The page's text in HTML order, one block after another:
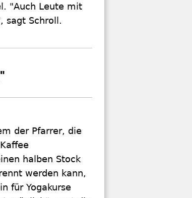
"Auch Leute mit
sagt Schroll.
der Pfarrer, die
halben Stock
werden kann,
für Yogakurse